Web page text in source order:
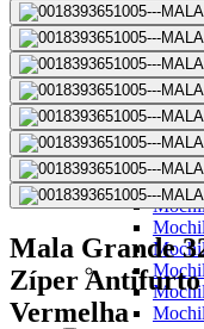
Mochilas
Ver todos
Ver
Mala Grande
Zíper Antifurto
Vermelha